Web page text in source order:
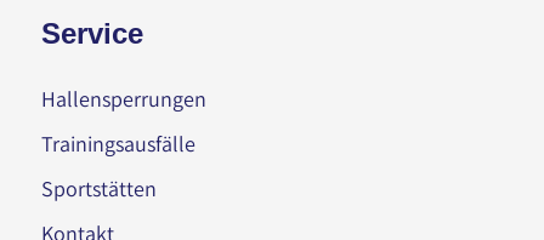
Service
Hallensperrungen
Trainingsausfälle
Sportstätten
Kontakt